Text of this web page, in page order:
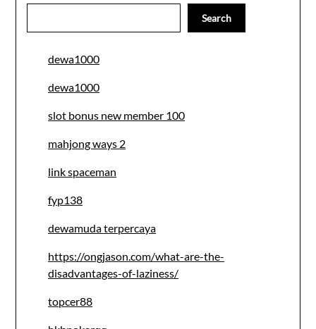
Search
dewa1000
dewa1000
slot bonus new member 100
mahjong ways 2
link spaceman
fyp138
dewamuda terpercaya
https://ongjason.com/what-are-the-
disadvantages-of-laziness/
topcer88